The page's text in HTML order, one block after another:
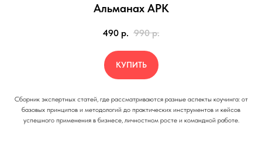
Альманах АРК
490 р. 990 р.
КУПИТЬ
Сборник экспертных статей, где рассматриваются разные аспекты коучинга: от
базовых принципов и методологий до практических инструментов и кейсов
успешного применения в бизнесе, личностном росте и командной работе.